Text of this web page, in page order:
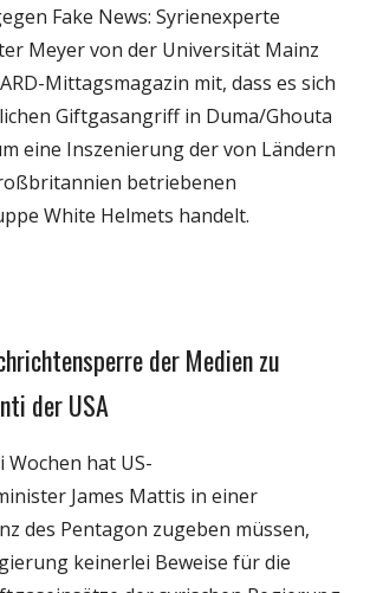
Fake News: Syrienexperte
Meyer von der Universität Mainz
Mittagsmagazin mit, dass es sich
Giftgasangriff in Duma/Ghouta
eine Inszenierung der von Ländern
betriebenen
White Helmets handelt.
der Medien zu
der USA
hat US-
James Mattis in einer
des Pentagon zugeben müssen,
keinerlei Beweise für die